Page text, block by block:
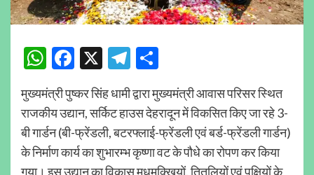
WhatsApp
Facebook
X Telegram
मुख्यमंत्री पुष्कर सिंह धामी द्वारा मुख्यमंत्री आवास परिसर स्थित
राजकीय उद्यान, सर्किट हाउस देहरादून में विकसित किए जा रहे 3-
बी गार्डन (बी-फ्रेंडली, बटरफ्लाई-फ्रेंडली एवं बर्ड-फ्रेंडली गार्डन)
के निर्माण कार्य का शुभारम्भ कृष्णा वट के पौधे का रोपण कर किया
गया। इस उद्यान का विकास मधुमक्खियों, तितलियों एवं पक्षियों के